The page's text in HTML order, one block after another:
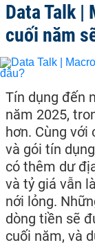
Data Talk |
cuối năm
Tín dụng đến
năm 2025,
hơn. Cùng với
và gói tín
có thêm dư
và tỷ giá vẫn
nới lỏng.
dòng tiền sẽ
cuối năm, và